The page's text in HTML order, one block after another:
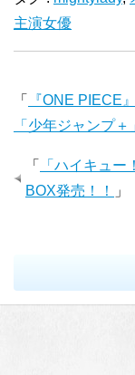
主演女優
「
『ONE PIECE
「少年ジャンプ
「
「ハイキュ
BOX発売！！
」